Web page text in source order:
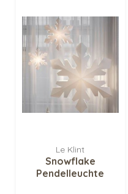
Le Klint
Snowflake
Pendelleuchte